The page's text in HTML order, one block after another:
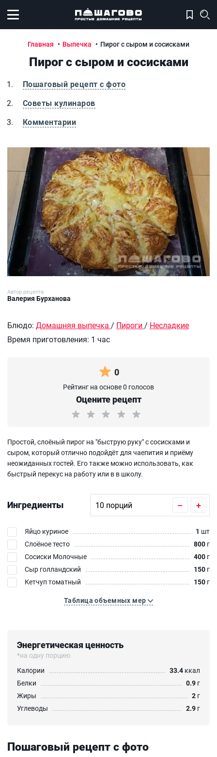
Открыть меню
Главная Выпечка Пирог с сыром и сосисками
Пирог с сыром и сосисками
Пошаговый рецепт с фото
Советы кулинаров
Комментарии
Пирог с сыром и сосисками
Автор рецепта:
Валерия Бурханова
Блюдо: Домашняя выпечка / Пироги / Несладкие
Время приготовления: 1 час
0
Рейтинг на основе 0 голосов
Оцените рецепт
Простой, слоёный пирог на "быструю руку" с сосисками и
сыром, который отлично подойдёт для чаепития и приёму
неожиданных гостей. Его также можно использовать, как
быстрый перекус на работу или в в школу.
Ингредиенты – +
Яйцо куриное 1 шт
Слоёное тесто
800 г
Сосиски Молочные
400 г
Сыр голландский
150 г
Кетчуп томатный
150 г
Таблица объемных мер
Энергетическая ценность
*на одну порцию
Калории
33.4 ккал
Белки
0.9 г
Жиры
2 г
Углеводы
2.9 г
Пошаговый рецепт с фото